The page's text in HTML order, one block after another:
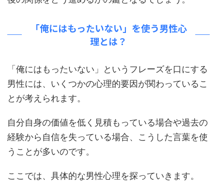
「俺にはもったいない」を使う男性心
理とは？
「俺にはもったいない」というフレーズを口にする
男性には、いくつかの心理的要因が関わっているこ
とが考えられます。
自分自身の価値を低く見積もっている場合や過去の
経験から自信を失っている場合、こうした言葉を使
うことが多いのです。
ここでは、具体的な男性心理を探っていきます。